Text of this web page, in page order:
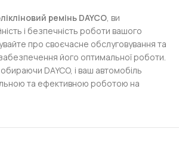
ремінь DAYCO, ви
і безпечність роботи вашого
про своєчасне обслуговування та
його оптимальної роботи.
обираючи DAYCO, і ваш автомобіль
та ефективною роботою на